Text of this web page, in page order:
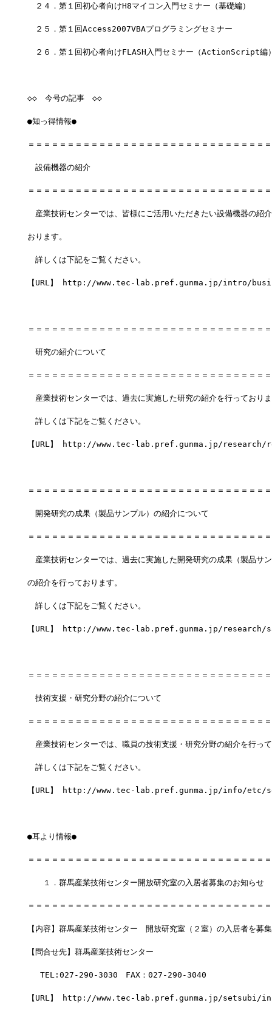
２４．第１回初心者向けH8マイコン入門セミナー（基礎編）
２５．第１回Access2007VBAプログラミングセミナー
２６．第１回初心者向けFLASH入門セミナー（ActionScript編
◇◇　今号の記事　◇◇
●知っ得情報●
＝＝＝＝＝＝＝＝＝＝＝＝＝＝＝＝＝＝＝＝＝＝＝＝＝＝＝＝＝＝
設備機器の紹介
＝＝＝＝＝＝＝＝＝＝＝＝＝＝＝＝＝＝＝＝＝＝＝＝＝＝＝＝＝＝
産業技術センターでは、皆様にご活用いただきたい設備機器の紹
おります。
詳しくは下記をご覧ください。
【URL】 http://www.tec-lab.pref.gunma.jp/intro/
＝＝＝＝＝＝＝＝＝＝＝＝＝＝＝＝＝＝＝＝＝＝＝＝＝＝＝＝＝＝
研究の紹介について
＝＝＝＝＝＝＝＝＝＝＝＝＝＝＝＝＝＝＝＝＝＝＝＝＝＝＝＝＝＝
産業技術センターでは、過去に実施した研究の紹介を行っており
詳しくは下記をご覧ください。
【URL】 http://www.tec-lab.pref.gunma.jp/research/
＝＝＝＝＝＝＝＝＝＝＝＝＝＝＝＝＝＝＝＝＝＝＝＝＝＝＝＝＝＝
開発研究の成果（製品サンプル）の紹介について
＝＝＝＝＝＝＝＝＝＝＝＝＝＝＝＝＝＝＝＝＝＝＝＝＝＝＝＝＝＝
産業技術センターでは、過去に実施した開発研究の成果（製品サ
の紹介を行っております。
詳しくは下記をご覧ください。
【URL】 http://www.tec-lab.pref.gunma.jp/research/
＝＝＝＝＝＝＝＝＝＝＝＝＝＝＝＝＝＝＝＝＝＝＝＝＝＝＝＝＝＝
技術支援・研究分野の紹介について
＝＝＝＝＝＝＝＝＝＝＝＝＝＝＝＝＝＝＝＝＝＝＝＝＝＝＝＝＝＝
産業技術センターでは、職員の技術支援・研究分野の紹介を行っ
詳しくは下記をご覧ください。
【URL】 http://www.tec-lab.pref.gunma.jp/info/etc/
●耳より情報●
＝＝＝＝＝＝＝＝＝＝＝＝＝＝＝＝＝＝＝＝＝＝＝＝＝＝＝＝＝＝
１．群馬産業技術センター開放研究室の入居者募集のお知らせ
＝＝＝＝＝＝＝＝＝＝＝＝＝＝＝＝＝＝＝＝＝＝＝＝＝＝＝＝＝＝
【内容】群馬産業技術センター　開放研究室（２室）の入居者を募集
【問合せ先】群馬産業技術センター
TEL:027-290-3030　FAX：027-290-3040
【URL】 http://www.tec-lab.pref.gunma.jp/setsubi/